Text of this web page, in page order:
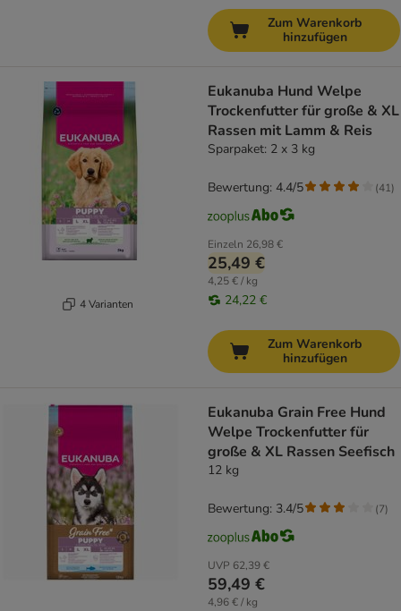
Zum Warenkorb
hinzufügen
4 Varianten
Eukanuba Hund Welpe
Trockenfutter für große & XL
Rassen mit Lamm & Reis
Sparpaket: 2 x 3 kg
Einzeln 26,98 €
25,49 €
4,25 € / kg
24,22 €
Bewertung: 4.4/5 (41)
Zum Warenkorb
hinzufügen
Eukanuba Grain Free Hund
Welpe Trockenfutter für
große & XL Rassen Seefisch
12 kg
UVP 62,39 €
59,49 €
4,96 € / kg
Bewertung: 3.4/5 (7)